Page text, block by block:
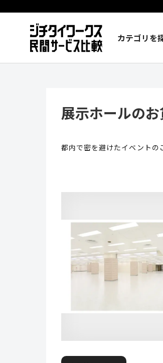
カテゴリを
展示ホールの
都内で密を避けたイベントの